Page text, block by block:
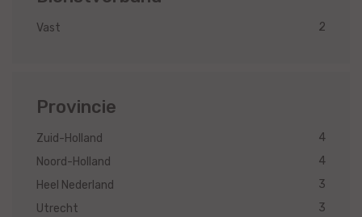
Vast 2
Provincie
Zuid-Holland
4
Noord-Holland
4
Heel Nederland
3
Utrecht
3